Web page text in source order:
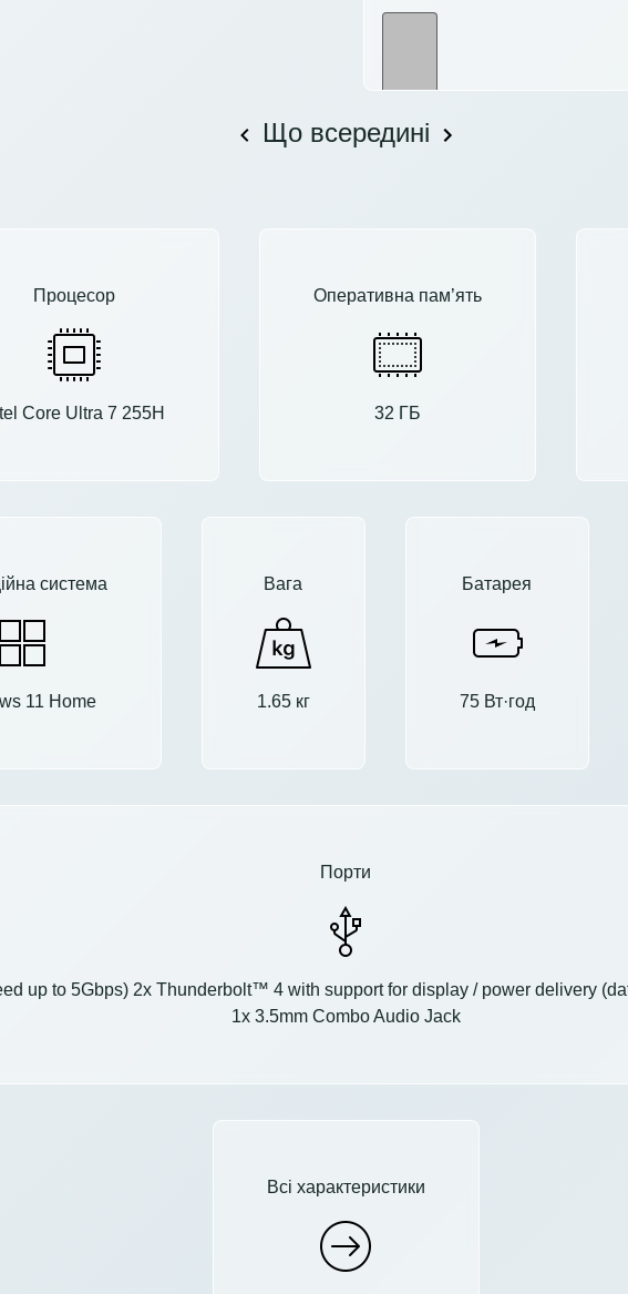
Що всередині
Процесор
Core Ultra 7 255H
Оперативна пам’ять
32 ГБ
система
11 Home
Вага
1.65 кг
Батарея
75 Вт·год
Порти
up to 5Gbps) 2x Thunderbolt™ 4 with support for display / power delivery
1x 3.5mm Combo Audio Jack
Всі характеристики